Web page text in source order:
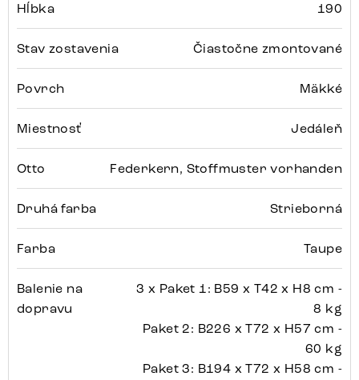
Hĺbka 190
Stav zostavenia Čiastočne zmontované
Povrch Mäkké
Miestnosť Jedáleň
Otto Federkern, Stoffmuster vorhanden
Druhá farba Strieborná
Farba Taupe
Balenie na
dopravu
3 x Paket 1: B59 x T42 x H8 cm -
8 kg
Paket 2: B226 x T72 x H57 cm -
60 kg
Paket 3: B194 x T72 x H58 cm -